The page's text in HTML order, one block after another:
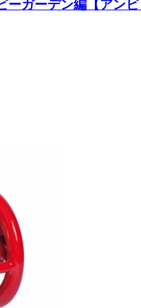
ーガーデン編【アン